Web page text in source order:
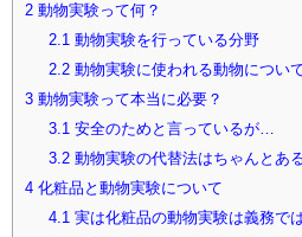
2 動物実験って何？
2.1動物実験を行っている分野
2.2動物実験に使われる動物につい
3 動物実験って本当に必要？
3.1安全のためと言っているが…
3.2動物実験の代替法はちゃんとあ
4 化粧品と動物実験について
4.1実は化粧品の動物実験は義務で